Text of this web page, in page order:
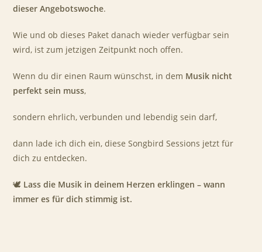
dieser Angebotswoche.
Wie und ob dieses Paket danach wieder verfügbar sein
wird, ist zum jetzigen Zeitpunkt noch offen.
Wenn du dir einen Raum wünschst, in dem Musik nicht
perfekt sein muss,
sondern ehrlich, verbunden und lebendig sein darf,
dann lade ich dich ein, diese Songbird Sessions jetzt für
dich zu entdecken.
🕊️ Lass die Musik in deinem Herzen erklingen – wann
immer es für dich stimmig ist.